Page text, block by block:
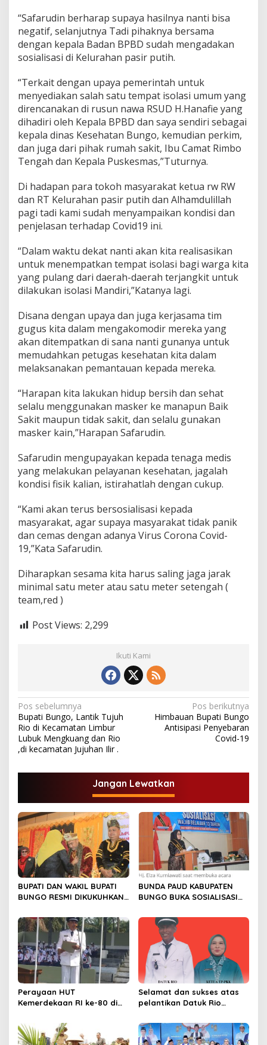
T
G
:
3
8
r
n
g
P
D
P
:
O
r
a
n
g
“Safarudin berharap supaya hasilnya nanti bisa
negatif, selanjutnya Tadi pihaknya bersama
dengan kepala Badan BPBD sudah mengadakan
sosialisasi di Kelurahan pasir putih.
“Terkait dengan upaya pemerintah untuk
menyediakan salah satu tempat isolasi umum yang
direncanakan di rusun nawa RSUD H.Hanafie yang
dihadiri oleh Kepala BPBD dan saya sendiri sebagai
kepala dinas Kesehatan Bungo, kemudian perkim,
dan juga dari pihak rumah sakit, Ibu Camat Rimbo
Tengah dan Kepala Puskesmas,”Tuturnya.
Di hadapan para tokoh masyarakat ketua rw RW
dan RT Kelurahan pasir putih dan Alhamdulillah
pagi tadi kami sudah menyampaikan kondisi dan
penjelasan terhadap Covid19 ini.
“Dalam waktu dekat nanti akan kita realisasikan
untuk menempatkan tempat isolasi bagi warga kita
yang pulang dari daerah-daerah terjangkit untuk
dilakukan isolasi Mandiri,”Katanya lagi.
Disana dengan upaya dan juga kerjasama tim
gugus kita dalam mengakomodir mereka yang
akan ditempatkan di sana nanti gunanya untuk
memudahkan petugas kesehatan kita dalam
melaksanakan pemantauan kepada mereka.
“Harapan kita lakukan hidup bersih dan sehat
selalu menggunakan masker ke manapun Baik
Sakit maupun tidak sakit, dan selalu gunakan
masker kain,”Harapan Safarudin.
Safarudin mengupayakan kepada tenaga medis
yang melakukan pelayanan kesehatan, jagalah
kondisi fisik kalian, istirahatlah dengan cukup.
“Kami akan terus bersosialisasi kepada
masyarakat, agar supaya masyarakat tidak panik
dan cemas dengan adanya Virus Corona Covid-
19,”Kata Safarudin.
Diharapkan sesama kita harus saling jaga jarak
minimal satu meter atau satu meter setengah (
team,red )
Post Views: 2,299
Ikuti Kami
N
a
v
i
g
s
i
p
o
s
Pos sebelumnya
Bupati Bungo, Lantik Tujuh
Rio di Kecamatan Limbur
Lubuk Mengkuang dan Rio
,di kecamatan Jujuhan Ilir .
Pos berikutnya
Himbauan Bupati Bungo
Antisipasi Penyebaran
Covid-19
Jangan Lewatkan
BUPATI DAN WAKIL BUPATI
BUNGO RESMI DIKUKUHKAN
BUNDO KANDUNG
BUNDA PAUD KABUPATEN
BUNGO BUKA SOSIALISASI
Perayaan HUT
Kemerdekaan RI ke-80 di
Selamat dan sukses atas
pelantikan Datuk Rio